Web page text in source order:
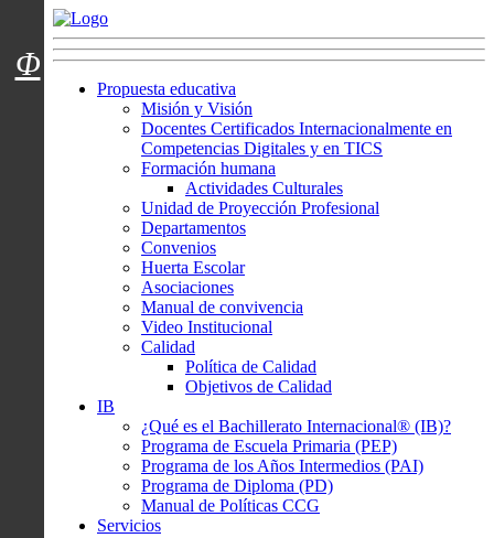
Menú usuarios
Propuesta educativa
Misión y Visión
Docentes Certificados Internacionalmente en
Competencias Digitales y en TICS
Formación humana
Actividades Culturales
Unidad de Proyección Profesional
Departamentos
Convenios
Huerta Escolar
Asociaciones
Manual de convivencia
Video Institucional
Calidad
Política de Calidad
Objetivos de Calidad
IB
¿Qué es el Bachillerato Internacional® (IB)?
Programa de Escuela Primaria (PEP)
Programa de los Años Intermedios (PAI)
Programa de Diploma (PD)
Manual de Políticas CCG
Servicios
Φ